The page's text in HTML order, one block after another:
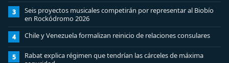
3
Seis proyectos musicales competirán por representar al Biobío
en Rockódromo 2026
4 Chile y Venezuela formalizan reinicio de relaciones consulares
5
Rabat explica régimen que tendrían las cárceles de máxima